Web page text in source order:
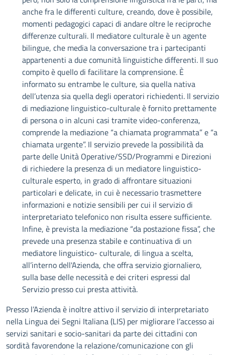
anche fra le differenti culture, creando, dove è possibile,
momenti pedagogici capaci di andare oltre le reciproche
differenze culturali. Il mediatore culturale è un agente
bilingue, che media la conversazione tra i partecipanti
appartenenti a due comunità linguistiche differenti. Il suo
compito è quello di facilitare la comprensione. È
informato su entrambe le culture, sia quella nativa
dell’utenza sia quella degli operatori richiedenti. Il servizio
di mediazione linguistico-culturale è fornito prettamente
di persona o in alcuni casi tramite video-conferenza,
comprende la mediazione “a chiamata programmata” e “a
chiamata urgente”. Il servizio prevede la possibilità da
parte delle Unità Operative/SSD/Programmi e Direzioni
di richiedere la presenza di un mediatore linguistico-
culturale esperto, in grado di affrontare situazioni
particolari e delicate, in cui è necessario trasmettere
informazioni e notizie sensibili per cui il servizio di
interpretariato telefonico non risulta essere sufficiente.
Infine, è prevista la mediazione “da postazione fissa”, che
prevede una presenza stabile e continuativa di un
mediatore linguistico- culturale, di lingua a scelta,
all’interno dell'Azienda, che offra servizio giornaliero,
sulla base delle necessità e dei criteri espressi dal
Servizio presso cui presta attività.
Presso l’Azienda è inoltre attivo il servizio di interpretariato
nella Lingua dei Segni Italiana (LIS) per migliorare l’accesso ai
servizi sanitari e socio-sanitari da parte dei cittadini con
sordità favorendone la relazione/comunicazione con gli